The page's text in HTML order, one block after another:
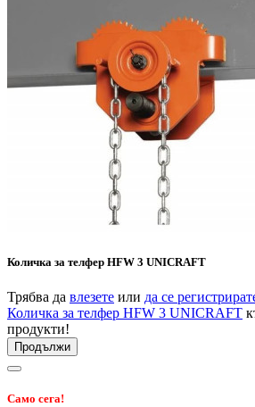
Количка за телфер HFW 3 UNICRAFT
Трябва да влезете или да се
Количка за телфер HFW 3 UNICRAFT
продукти!
Продължи
Само сега!